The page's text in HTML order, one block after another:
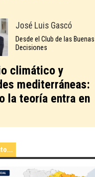
José Luis Gascó
Desde el Club de las Buenas
Decisiones
climático y
mediterráneas:
la teoría entra en